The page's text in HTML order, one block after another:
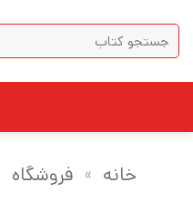
content
جستجو
برای:
خانه » فروشگاه